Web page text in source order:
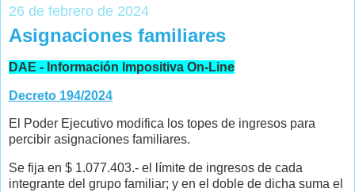
26 de febrero de 2024
Asignaciones familiares
DAE - Información Impositiva On-Line
Decreto 194/2024
El Poder Ejecutivo modifica los topes de ingresos para
percibir asignaciones familiares.
Se fija en $ 1.077.403.- el límite de ingresos de cada
integrante del grupo familiar; y en el doble de dicha suma el